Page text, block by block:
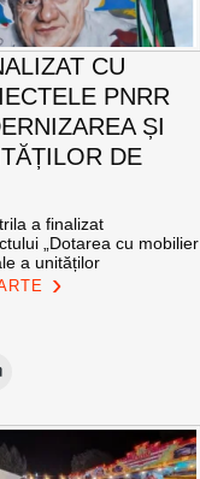
CU
PNRR
ȘI
DE
a finalizat
„Dotarea cu mobilier
a unităților